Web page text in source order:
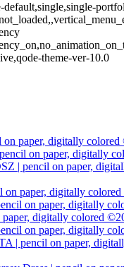
default,single,single-
theme-ver-10.0